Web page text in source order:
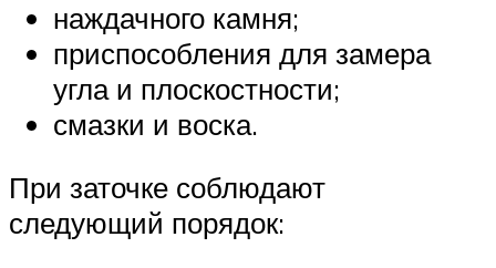
наждачного камня;
приспособления для замера
угла и плоскостности;
смазки и воска.
При заточке соблюдают
следующий порядок: